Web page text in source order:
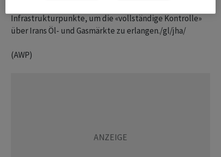
Infrastrukturpunkte, um die «vollständige Kontrolle»
über Irans Öl- und Gasmärkte zu erlangen./gl/jha/
(AWP)